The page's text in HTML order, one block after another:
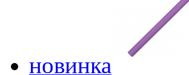
новинка